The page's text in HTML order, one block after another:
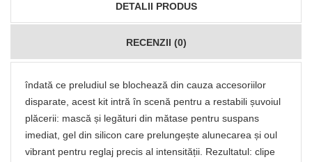
DETALII PRODUS
RECENZII (0)
îndată ce preludiul se blochează din cauza accesoriilor
disparate, acest kit intră în scenă pentru a restabili șuvoiul
plăcerii: mască și legături din mătase pentru suspans
imediat, gel din silicon care prelungește alunecarea și oul
vibrant pentru reglaj precis al intensității. Rezultatul: clipe